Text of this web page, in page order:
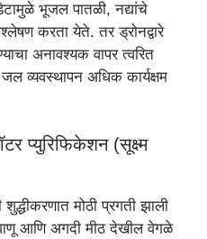
भूजल पातळी, नद्यांचे
करता येते. तर ड्रोनद्वारे
अनावश्यक वापर त्वरित
व्यवस्थापन अधिक कार्यक्षम
प्युरिफिकेशन (सूक्ष्म
मोठी प्रगती झाली
आणि अगदी मीठ देखील वेगळे